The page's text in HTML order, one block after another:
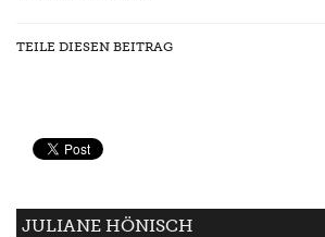
TEILE DIESEN BEITRAG
JULIANE HÖNISCH